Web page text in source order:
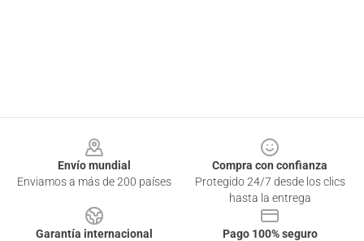
Envío mundial
Enviamos a más de 200 países
Compra con confianza
Protegido 24/7 desde los clics
hasta la entrega
Garantía internacional
Pago 100% seguro